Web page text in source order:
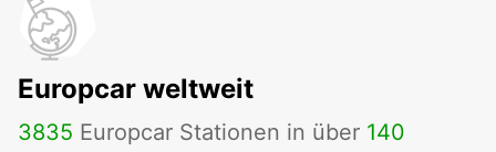
Europcar weltweit
3835 Europcar Stationen in über 140